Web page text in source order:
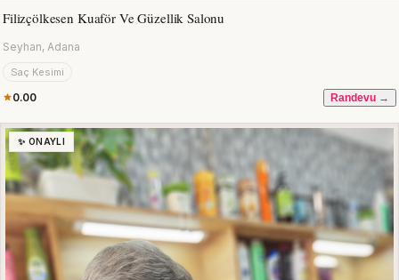
Filizçölkesen Kuaför Ve Güzellik Salonu
Seyhan, Adana
Saç Kesimi
0.00 Randevu →
✨ ONAYLI